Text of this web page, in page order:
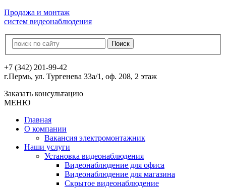
Продажа и монтаж
систем видеонаблюдения
+7 (342) 201-99-42
г.Пермь, ул. Тургенева 33а/1, оф. 208, 2 этаж
Заказать консультацию
МЕНЮ
Главная
О компании
Вакансия электромонтажник
Наши услуги
Установка видеонаблюдения
Видеонаблюдение для офиса
Видеонаблюдение для магазина
Скрытое видеонаблюдение